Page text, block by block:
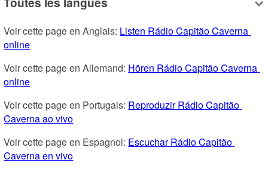
Voir cette page en Anglais: Listen Rádio Capitão Caverna
online
Voir cette page en Allemand: Hören Rádio Capitão Caverna
online
Voir cette page en Portugais: Reproduzir Rádio Capitão
Caverna ao vivo
Voir cette page en Espagnol: Escuchar Rádio Capitão
Caverna en vivo